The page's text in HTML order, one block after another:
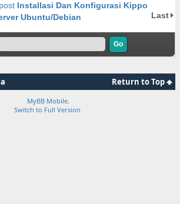
Installasi Dan Konfigurasi Kippo
Ubuntu/Debian
Last
Return to Top
MyBB Mobile.
Switch to Full Version